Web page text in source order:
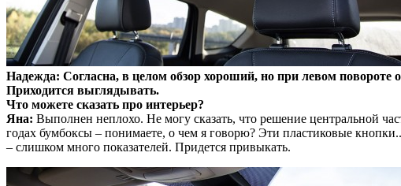
Надежда: Согласна, в целом обзор хороший, но при левом повороте
Приходится выглядывать.
Что можете сказать про интерьер?
Яна: Выполнен неплохо. Не могу сказать, что решение центральной
годах бумбоксы – понимаете, о чем я говорю? Эти пластиковые
– слишком много показателей. Придется привыкать.